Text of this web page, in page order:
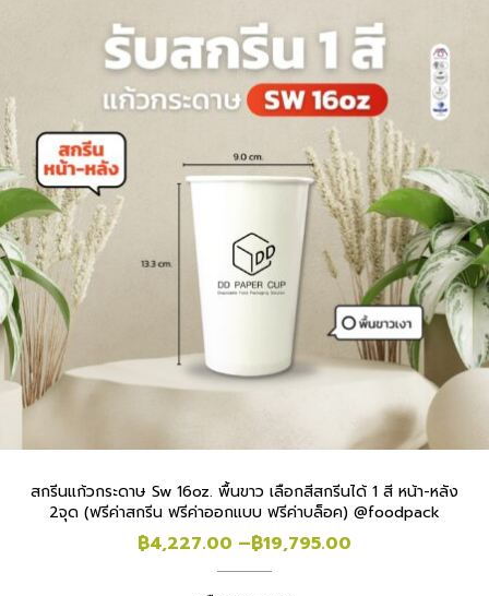
สกรีนแก้วกระดาษ Sw 16oz. พื้นขาว เลือกสีสกรีนได้ 1 สี หน้า-หลัง
2จุด (ฟรีค่าสกรีน ฟรีค่าออกแบบ ฟรีค่าบล็อค) @foodpack
฿4,227.00 –฿19,795.00